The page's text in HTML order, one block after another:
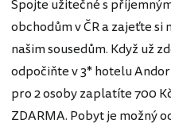
Spojte užitečné s
obchodům v ČR a zajeťte
našim sousedům. Když už
odpočiňte v 3* hotelu
pro 2 osoby zaplatíte 700
ZDARMA. Pobyt je možný